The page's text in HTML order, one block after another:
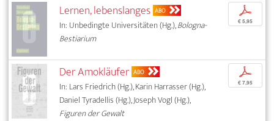
Lernen, lebenslanges ABO
In: Unbedingte Universitäten (Hg.),Bologna-
Bestiarium
p
€ 5,95
Der Amokläufer ABO
In: Lars Friedrich (Hg.), Karin Harrasser (Hg.),
Daniel Tyradellis (Hg.), Joseph Vogl (Hg.),
Figuren der Gewalt
p
€ 7,95